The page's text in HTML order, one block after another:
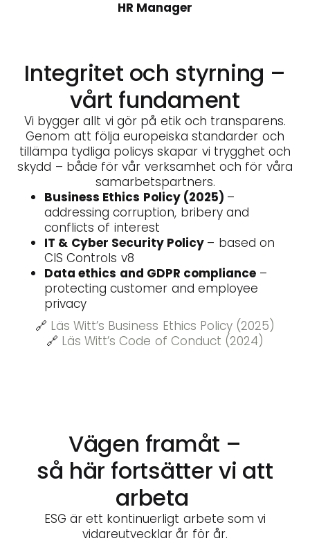
HR Manager
Integritet och styrning –
vårt fundament
Vi bygger allt vi gör på etik och transparens.
Genom att följa europeiska standarder och
tillämpa tydliga policys skapar vi trygghet och
skydd – både för vår verksamhet och för våra
samarbetspartners.
Business Ethics Policy (2025) –
addressing corruption, bribery and
conflicts of interest
IT & Cyber Security Policy – based on
CIS Controls v8
Data ethics and GDPR compliance –
protecting customer and employee
privacy
🔗 Läs Witt’s Business Ethics Policy (2025)
🔗 Läs Witt’s Code of Conduct (2024)
Vägen framåt –
så här fortsätter vi att
arbeta
ESG är ett kontinuerligt arbete som vi
vidareutvecklar år för år.